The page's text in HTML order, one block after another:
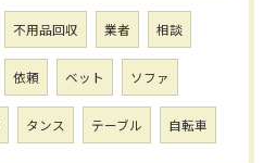
不用品回収 業者 相談
依頼 ベット ソファ
タンス テーブル 自転車